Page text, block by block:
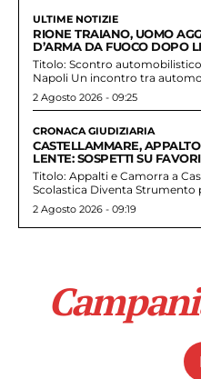
ULTIME NOTIZIE
RIONE TRAIANO, UOMO
D’ARMA DA FUOCO DOPO
Titolo: Scontro
Napoli Un incontro tra
2 Agosto 2026 - 09:25
CRONACA GIUDIZIARIA
CASTELLAMMARE,
LENTE: SOSPETTI SU
Titolo: Appalti e Camorra a
Scolastica Diventa Strumento
2 Agosto 2026 - 09:19